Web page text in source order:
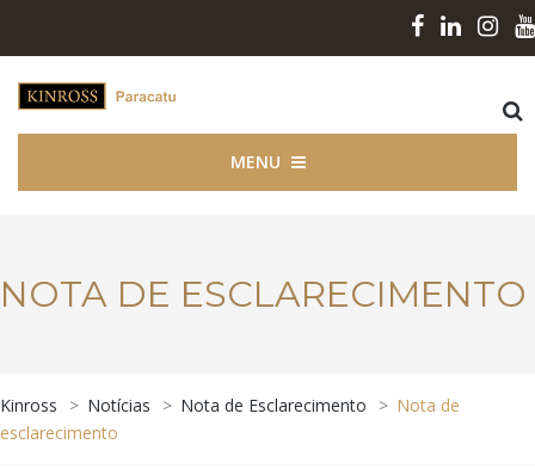
MENU
NOTA DE ESCLARECIMENTO
Kinross > Notícias > Nota de Esclarecimento > Nota de
esclarecimento